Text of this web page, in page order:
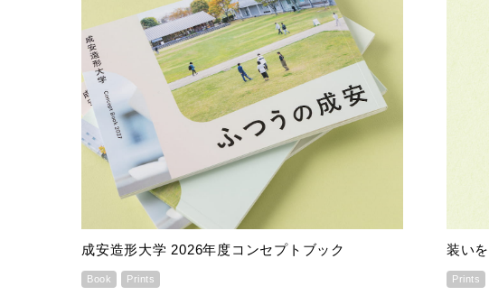
成安造形大学 2026年度コンセプトブック
Book Prints
装い
Prints